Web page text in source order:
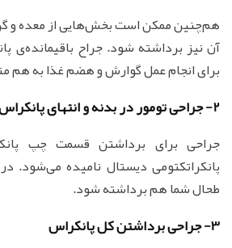
هم‌چنین ممکن است بخش‌هایی از معده و
آن نیز برداشته شود. جراح باقیمانده‌ی
برای انجام عمل گوارش و هضم غذا به هم
2- جراحی تومور در بدنه و انتهای پانکراس
جراحی برای برداشتن قسمت چپ
پانکراتکتومی دیستال نامیده
طحال شما هم برداشته شود.
3- جراحی برداشتن کل پانکراس